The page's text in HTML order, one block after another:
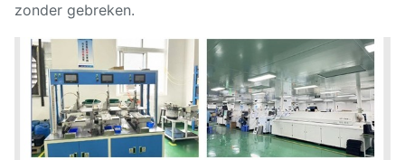
zonder gebreken.